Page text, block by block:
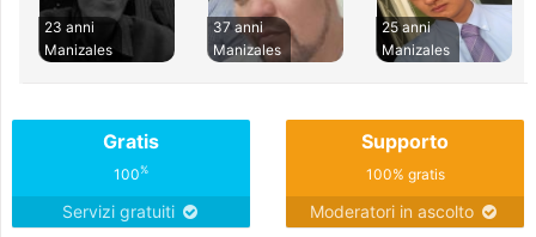
23 anni
Manizales
37 anni
Manizales
25 anni
Manizales
Gratis
100%
Servizi gratuiti
Supporto
100% gratis
Moderatori in ascolto